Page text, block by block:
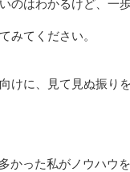
のはわかるけど、一
みてください。
けに、見て見ぬ振り
かった私がノウハウを